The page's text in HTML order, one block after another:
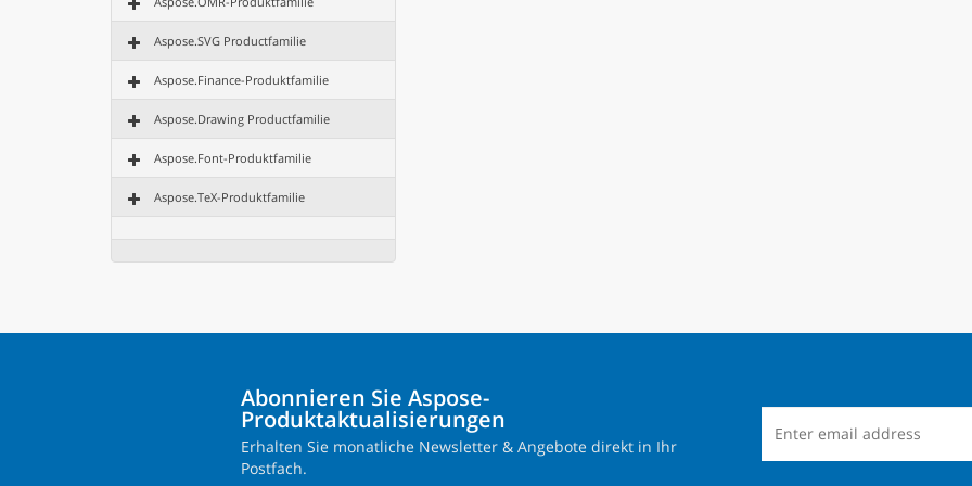
Aspose.SVG Productfamilie
Aspose.Finance-Produktfamilie
Aspose.Drawing Productfamilie
Aspose.Font-Produktfamilie
Aspose.TeX-Produktfamilie
Abonnieren Sie Aspose-
Produktaktualisierungen
Erhalten Sie monatliche Newsletter & Angebote direkt in Ihr
Postfach.